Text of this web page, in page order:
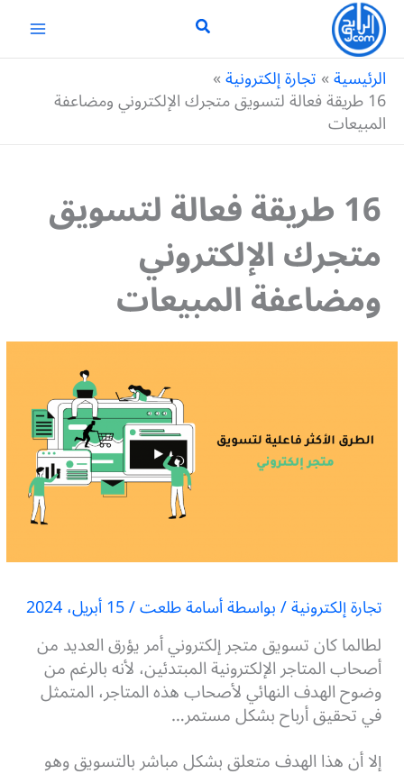
تخطي
المحتوى
الرئيسية تجارة إلكترونية
16 طريقة فعالة لتسويق متجرك الإلكتروني ومضاعفة
المبيعات
16 طريقة فعالة لتسويق
متجرك الإلكتروني
ومضاعفة المبيعات
تجارة إلكترونية/ بواسطةأسامة طلعت/15 أبريل، 2024
لطالما كان تسويق متجر إلكتروني أمر يؤرق العديد من
أصحاب المتاجر الإلكترونية المبتدئين، لأنه بالرغم من
وضوح الهدف النهائي لأصحاب هذه المتاجر، المتمثل
في تحقيق أرباح بشكل مستمر…
إلا أن هذا الهدف متعلق بشكل مباشر بالتسويق وهو